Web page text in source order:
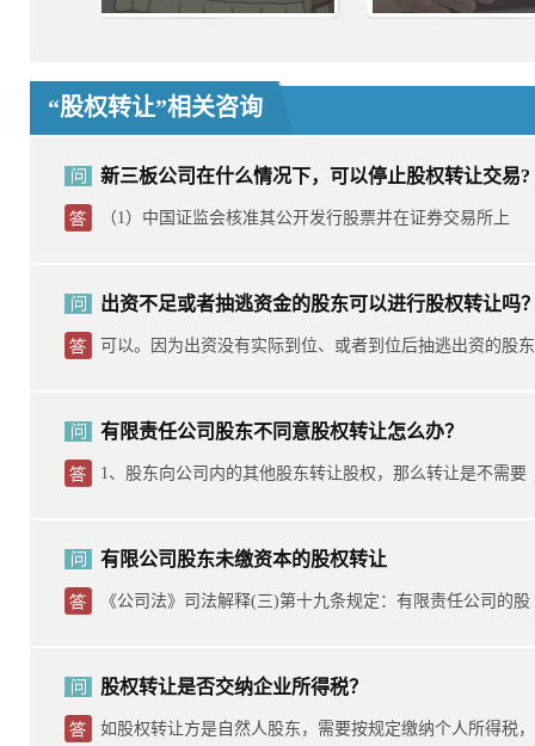
“股权转让”相关咨询
新三板公司在什么情况下，可以停止股权转让交易?
（1）中国证监会核准其公开发行股票并在证券交易所上
出资不足或者抽逃资金的股东可以进行股权转让吗
可以。因为出资没有实际到位、或者到位后抽逃出资的股东
有限责任公司股东不同意股权转让怎么办？
1、股东向公司内的其他股东转让股权，那么转让是不需要
有限公司股东未缴资本的股权转让
《公司法》司法解释(三)第十九条规定：有限责任公司的股
股权转让是否交纳企业所得税？
如股权转让方是自然人股东，需要按规定缴纳个人所得税，